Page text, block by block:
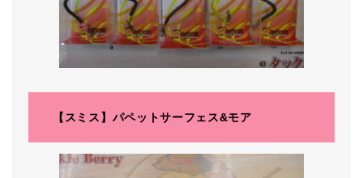
【スミス】パペットサーフェス&モア